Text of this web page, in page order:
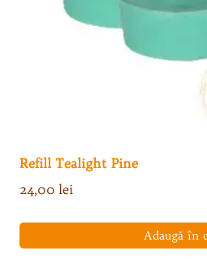
Refill Tealight Pine
24,00 lei
Adaugă în